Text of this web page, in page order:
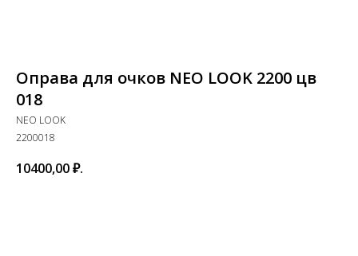
Оправа для очков NEO LOOK 2200 цв
018
NEO LOOK
2200018
10400,00₽.